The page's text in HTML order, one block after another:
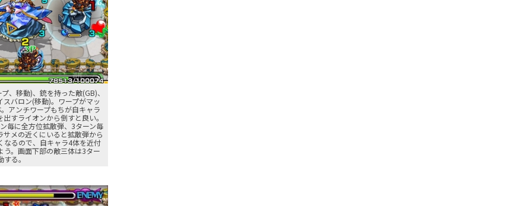
、移動)、銃を持った敵(GB)、
スバロン(移動)。ワープがマッ
アンチワープもちが自キャラ
すライオンから倒すと良い。
毎に全方位拡散弾、3ターン毎
サメの近くにいると拡散弾から
なるので、自キャラ4体を近付
う。画面下部の敵三体は3ター
る。